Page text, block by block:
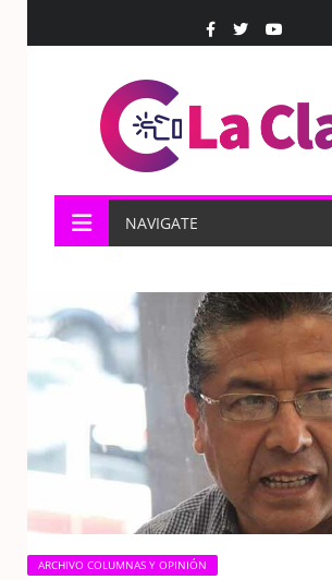
NAVIGATE
ARCHIVO COLUMNAS Y OPINIÓN